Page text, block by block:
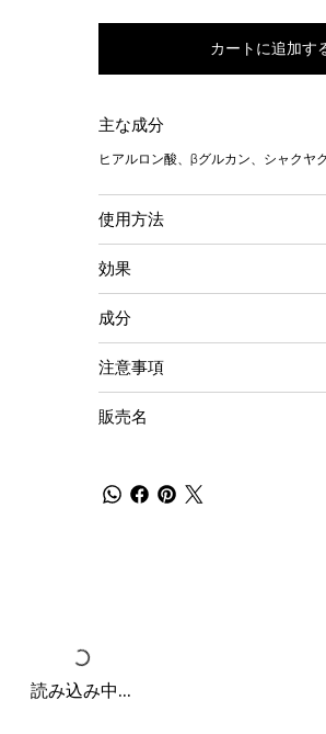
カートに追加す
主な成分
ヒアルロン酸、βグルカン、シャクヤ
使用方法
効果
成分
注意事項
販売名
読み込み中...